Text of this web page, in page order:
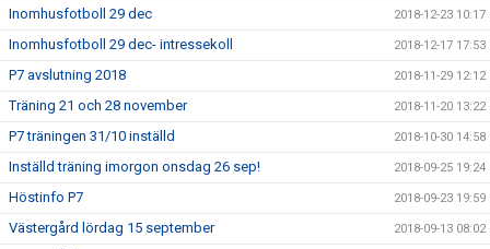
Inomhusfotboll 29 dec 2018-12-23 10:17
Inomhusfotboll 29 dec- intressekoll 2018-12-17 17:53
P7 avslutning 2018 2018-11-29 12:12
Träning 21 och 28 november 2018-11-20 13:22
P7 träningen 31/10 inställd 2018-10-30 14:58
Inställd träning imorgon onsdag 26 sep! 2018-09-25 19:24
Höstinfo P7 2018-09-23 19:59
Västergård lördag 15 september 2018-09-13 08:02